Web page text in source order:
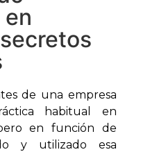
de una empresa
habitual en
en función de
y utilizado esa